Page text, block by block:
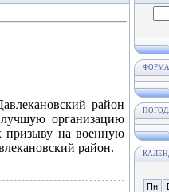
район
лучшую организацию
призыву на военную
район.
Пн